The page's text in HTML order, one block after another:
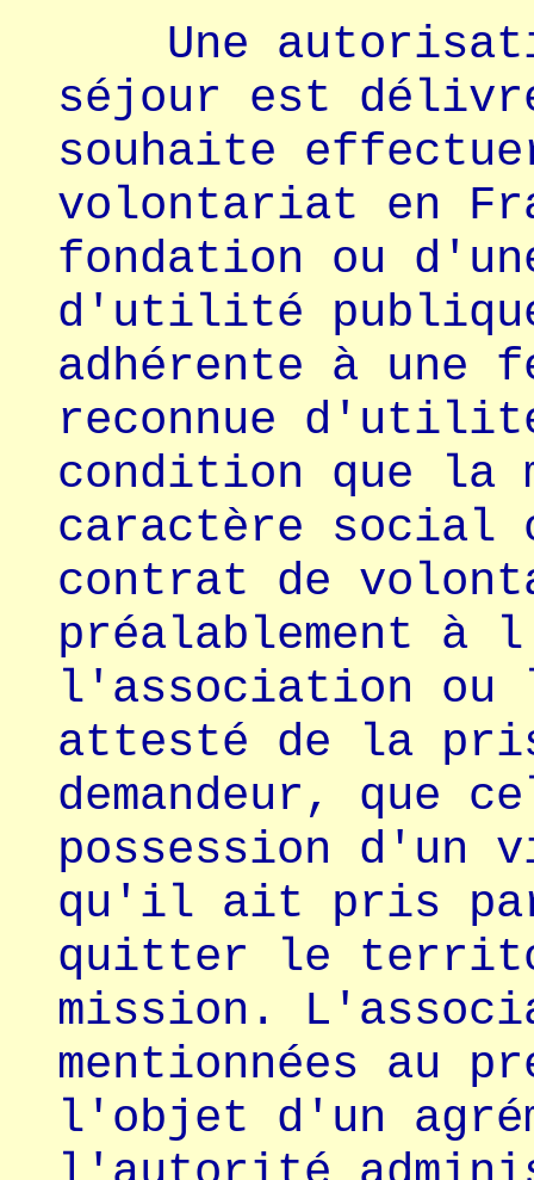
Une
séjour est
souhaite
volontariat en
fondation ou
d'utilité
adhérente à une
reconnue
condition que la
caractère social
contrat de
préalablement à
l'association
attesté de la
demandeur, que
possession d'un
qu'il ait pris par
quitter le
mission.
mentionnées au
l'objet d'un